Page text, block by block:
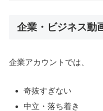
企業・ビジネス動
企業アカウントでは、
奇抜すぎない
中立・落ち着き